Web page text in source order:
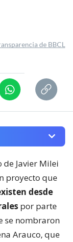
de BBCL
de Javier Milei
proyecto que
desde
por parte
se nombraron
Arauco, que